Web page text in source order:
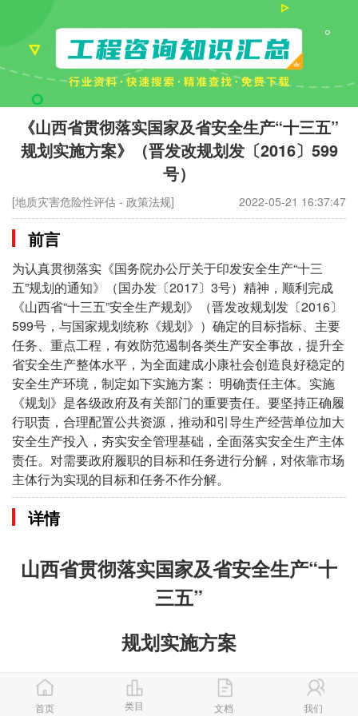
《山西省贯彻落实国家及省安全生产“十三五”
规划实施方案》（晋发改规划发〔2016〕599
号）
[地质灾害危险性评估 - 政策法规] 2022-05-21 16:37:47
前言
为认真贯彻落实《国务院办公厅关于印发安全生产“十三
五”规划的通知》（国办发〔2017〕3号）精神，顺利完成
《山西省“十三五”安全生产规划》（晋发改规划发〔2016〕
599号，与国家规划统称《规划》）确定的目标指标、主要
任务、重点工程，有效防范遏制各类生产安全事故，提升全
省安全生产整体水平，为全面建成小康社会创造良好稳定的
安全生产环境，制定如下实施方案： 明确责任主体。实施
《规划》是各级政府及有关部门的重要责任。要坚持正确履
行职责，合理配置公共资源，推动和引导生产经营单位加大
安全生产投入，夯实安全管理基础，全面落实安全生产主体
责任。对需要政府履职的目标和任务进行分解，对依靠市场
主体行为实现的目标和任务不作分解。
详情
山西省贯彻落实国家及省安全生产“十
三五”
规划实施方案
为认真贯彻落实《国务院办公厅关于印发安全生产“十三
五”规划的通知》（国办发〔2017〕3号）精神，顺利完成
首页 类目 文档 我们